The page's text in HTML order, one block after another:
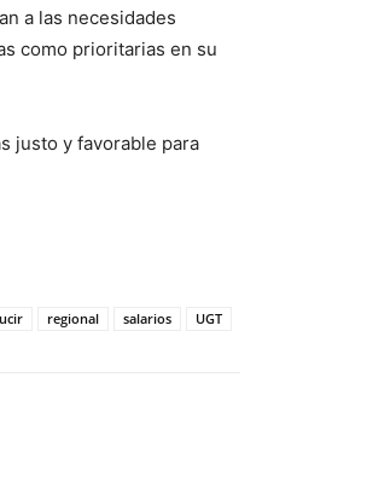
a las necesidades
como prioritarias en su
justo y favorable para
regional salarios UGT